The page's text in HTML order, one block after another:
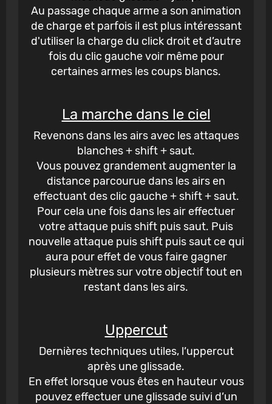
Au passage chaque arme a son animation
de charge et parfois il est plus intéressant
d'utiliser la charge du click droit et d’autre
fois du clic gauche voir même pour
certaines armes les coups blancs.
La marche dans le ciel
Revenons dans les airs avec les attaques
blanches + shift + saut.
Vous pouvez grandement augmenter la
distance parcourue dans les airs en
effectuant des clic gauche + shift + saut.
Pour cela une fois dans les air effectuer
votre attaque puis shift puis saut. Puis
nouvelle attaque puis shift puis saut ce qui
aura pour effet de vous faire gagner
plusieurs mètres sur votre objectif tout en
restant dans les airs.
Uppercut
Dernières techniques utiles, l’uppercut
après une glissade.
En effet lorsque vous êtes en hauteur vous
pouvez effectuer une glissade suivi d’un